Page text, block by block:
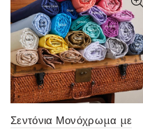
Σεντόνια Μονόχρωμα με